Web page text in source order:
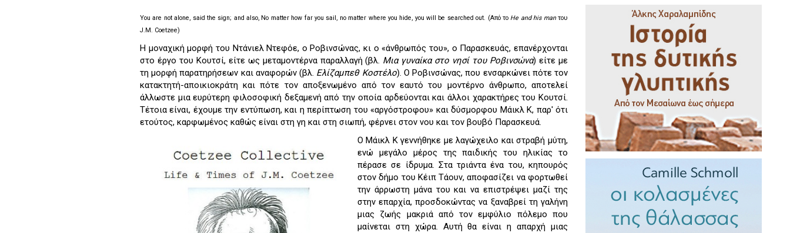
You are not alone, said the sign; and also, No matter how far you sail, no matter where you hide, you will be searched out. (Από το He and his manτου
J.M. Coetzee)
Η μοναχική μορφή του Ντάνιελ Ντεφόε, ο Ροβινσώνας, κι ο «άνθρωπός του», ο Παρασκευάς, επανέρχονται
στο έργο του Κουτσί, είτε ως μεταμοντέρνα παραλλαγή (βλ. Μια γυναίκα στο νησί του Ροβινσώνα) είτε με
τη μορφή παρατηρήσεων και αναφορών (βλ. Ελίζαμπεθ Κοστέλο). Ο Ροβινσώνας, που ενσαρκώνει πότε τον
κατακτητή-αποικιοκράτη και πότε τον αποξενωμένο από τον εαυτό του μοντέρνο άνθρωπο, αποτελεί
άλλωστε μια ευρύτερη φιλοσοφική δεξαμενή από την οποία αρδεύονται και άλλοι χαρακτήρες του Κουτσί.
Τέτοια είναι, έχουμε την εντύπωση, και η περίπτωση του «αργόστροφου» και δύσμορφου Μάικλ Κ, παρ' ότι
ετούτος, καρφωμένος καθώς είναι στη γη και στη σιωπή, φέρνει στον νου και τον βουβό Παρασκευά.
Ο Μάικλ Κ γεννήθηκε με λαγώχειλο και στραβή μύτη,
ενώ μεγάλο μέρος της παιδικής του ηλικίας το
πέρασε σε ίδρυμα. Στα τριάντα ένα του, κηπουρός
στον δήμο του Κέιπ Τάουν, αποφασίζει να φορτωθεί
την άρρωστη μάνα του και να επιστρέψει μαζί της
στην επαρχία, προσδοκώντας να ξαναβρεί τη γαλήνη
μιας ζωής μακριά από τον εμφύλιο πόλεμο που
μαίνεται στη χώρα. Αυτή θα είναι η απαρχή μιας